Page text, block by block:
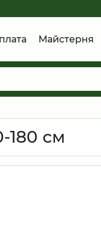
Майстерня
180 см